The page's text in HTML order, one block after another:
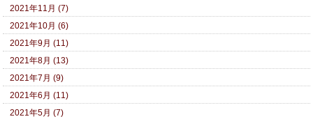
2021年11月 (7)
2021年10月 (6)
2021年9月 (11)
2021年8月 (13)
2021年7月 (9)
2021年6月 (11)
2021年5月 (7)